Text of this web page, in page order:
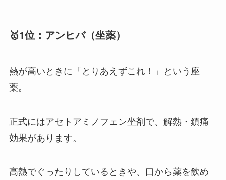
🥇1位：アンヒバ（坐薬）
熱が高いときに「とりあえずこれ！」という座
薬。
正式にはアセトアミノフェン坐剤で、解熱・鎮痛
効果があります。
高熱でぐったりしているときや、口から薬を飲め